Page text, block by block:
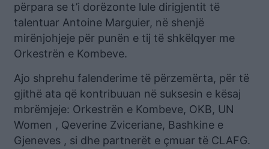
përpara se t’i dorëzonte lule dirigjentit të
talentuar Antoine Marguier, në shenjë
mirënjohjeje për punën e tij të shkëlqyer me
Orkestrën e Kombeve.
Ajo shprehu falenderime të përzemërta, për të
gjithë ata që kontribuuan në suksesin e kësaj
mbrëmjeje: Orkestrën e Kombeve, OKB, UN
Women , Qeverine Zviceriane, Bashkine e
Gjeneves , si dhe partnerët e çmuar të CLAFG.